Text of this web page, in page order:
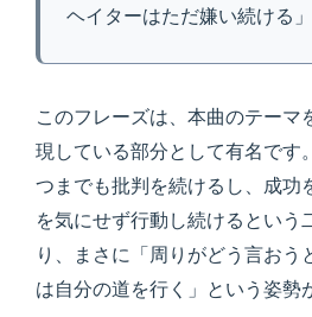
ヘイターはただ嫌い続ける」
このフレーズは、本曲のテーマ
現している部分として有名です
つまでも批判を続けるし、成功
を気にせず行動し続けるという
り、まさに「周りがどう言おう
は自分の道を行く」という姿勢